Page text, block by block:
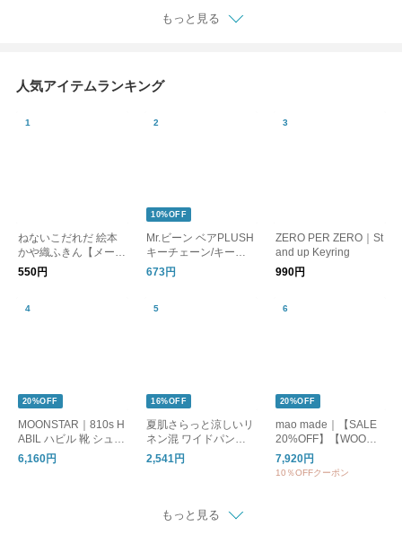
もっと見る
人気アイテムランキング
ねないこだれだ 絵本
かや織ふきん【メール
便可】
550円
10%OFF
Mr.ビーン ベアPLUSH
キーチェーン/キーホ
ルダー
673円
ZERO PER ZERO｜St
and up Keyring
990円
20%OFF
MOONSTAR｜810s H
ABIL ハビル 靴 シュー
ズ ユニセックス ET05
1 ムーンスター エイト
6,160円
16%OFF
夏肌さらっと涼しいリ
ネン混 ワイドパンツ /
洗える コットンリネ
ン ベイカーワイドパ
2,541円
20%OFF
mao made｜【SALE
20%OFF】【WOODY
別注カラー】クルーネ
ックカーディガン UV
7,920円
10％OFFクーポン
もっと見る